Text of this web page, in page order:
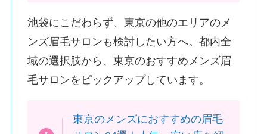
池袋にこだわらず、東京の他のエリアのメ
ンズ眉毛サロンも検討したい方へ。都内全
域の選択肢から、東京のおすすめメンズ眉
毛サロンをピックアップしています。
東京のメンズにおすすめの眉毛